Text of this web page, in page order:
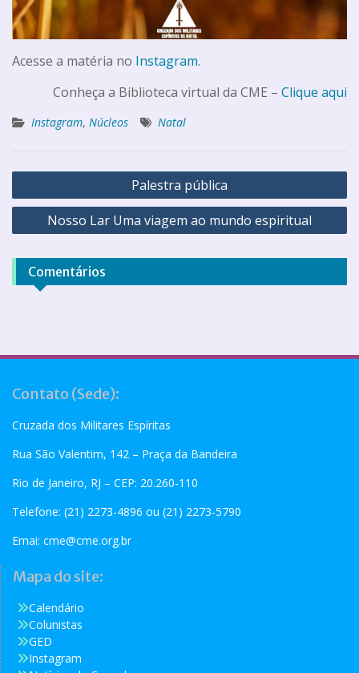
Acesse a matéria no Instagram.
Conheça a Biblioteca virtual da CME – Clique aqui
Instagram, Núcleos Natal
Palestra pública
Nosso Lar Uma viagem ao mundo espiritual
Comentários
Contato (Sede):
Cruzada dos Militares Espíritas
Rua São Valentim, 142 – Praça da Bandeira
Rio de Janeiro, RJ – CEP: 20.260-110
Telefone: (21) 2273-4896 ou (21) 2273-5790
Emai: cme@cme.org.br
Mapa do site:
Calendário
Colunistas
GED
Instagram